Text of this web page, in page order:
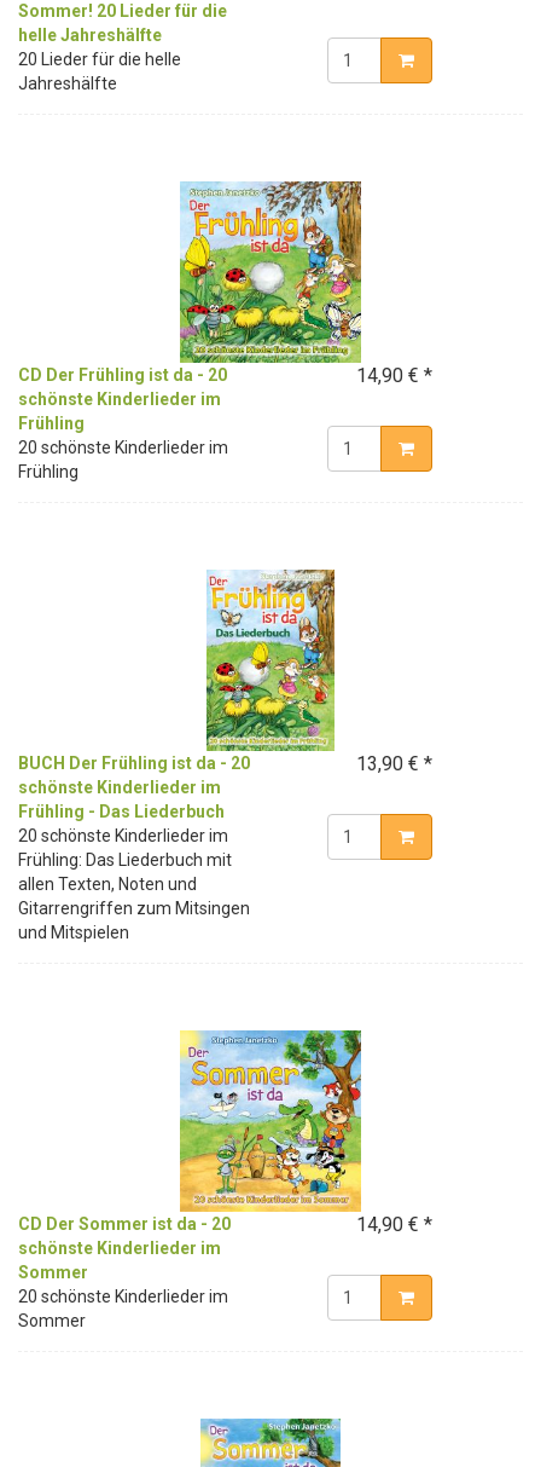
Sommer! 20 Lieder für die
helle Jahreshälfte
20 Lieder für die helle
Jahreshälfte
CD Der Frühling ist da - 20
schönste Kinderlieder im
Frühling
20 schönste Kinderlieder im
Frühling
14,90 € *
BUCH Der Frühling ist da - 20
schönste Kinderlieder im
Frühling - Das Liederbuch
20 schönste Kinderlieder im
Frühling: Das Liederbuch mit
allen Texten, Noten und
Gitarrengriffen zum Mitsingen
und Mitspielen
13,90 € *
CD Der Sommer ist da - 20
schönste Kinderlieder im
Sommer
20 schönste Kinderlieder im
Sommer
14,90 € *